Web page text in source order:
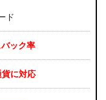
ド
ック率
に対応